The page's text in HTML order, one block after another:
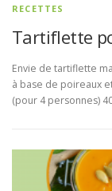
RECETTES
Tartiflette
Envie de tartiflette
à base de poireaux
(pour 4 personnes)